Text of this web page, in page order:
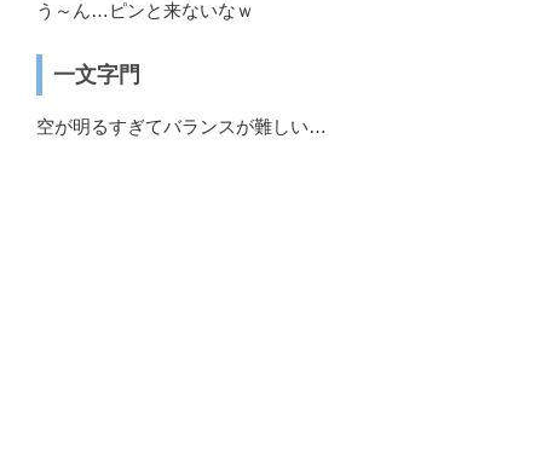
う～ん…ピンと来ないなｗ
一文字門
空が明るすぎてバランスが難しい…